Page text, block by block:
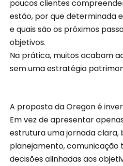
poucos clientes
estão, por que determinada
e quais são os próximos
objetivos.
Na prática, muitos acabam
sem uma estratégia
A proposta da Oregon é
Em vez de apresentar
estrutura uma jornada clara,
planejamento,
decisões alinhadas aos